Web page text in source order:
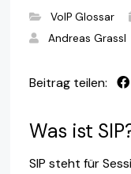
VoIP Glossar
Andreas Grassl
Beitrag teilen:
Was ist
SIP steht für